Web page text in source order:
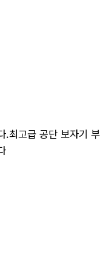
.최고급 공단 보자기 부